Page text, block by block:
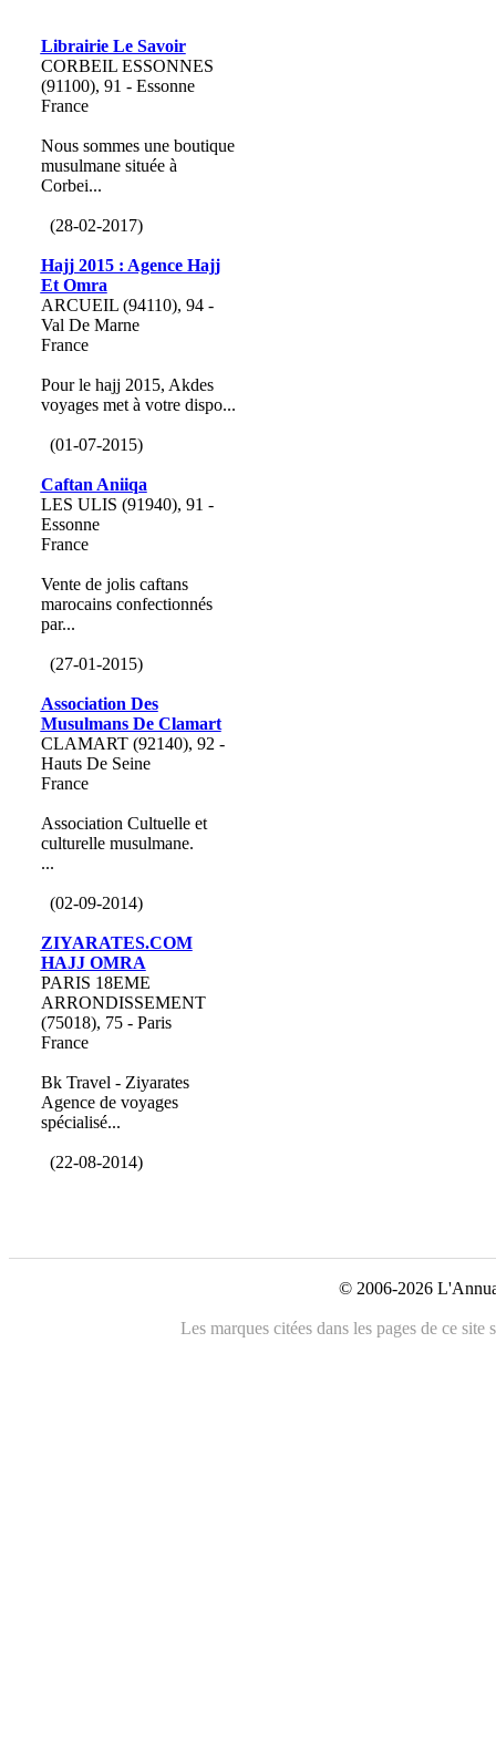
Librairie Le Savoir
CORBEIL ESSONNES
(91100), 91 - Essonne
France
Nous sommes une boutique
musulmane située à
Corbei...
(28-02-2017)
Hajj 2015 : Agence Hajj
Et Omra
ARCUEIL (94110), 94 -
Val De Marne
France
Pour le hajj 2015, Akdes
voyages met à votre dispo...
(01-07-2015)
Caftan Aniiqa
LES ULIS (91940), 91 -
Essonne
France
Vente de jolis caftans
marocains confectionnés
par...
(27-01-2015)
Association Des
Musulmans De Clamart
CLAMART (92140), 92 -
Hauts De Seine
France
Association Cultuelle et
culturelle musulmane.
...
(02-09-2014)
ZIYARATES.COM
HAJJ OMRA
PARIS 18EME
ARRONDISSEMENT
(75018), 75 - Paris
France
Bk Travel - Ziyarates
Agence de voyages
spécialisé...
(22-08-2014)
© 2006-2026
Les marques citées dans les pages de ce